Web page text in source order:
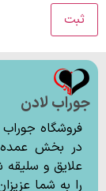
جوراب لادن
در بخش عمده
علایق و
را به شما